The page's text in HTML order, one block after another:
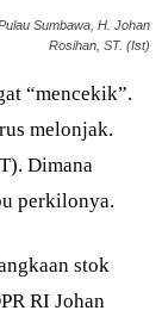
Sumbawa, H. Johan
Rosihan, ST. (Ist)
“mencekik”.
melonjak.
Dimana
perkilonya.
stok
RI Johan